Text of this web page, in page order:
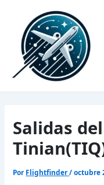
contenido
Salidas
Por Flightfinder/octubre